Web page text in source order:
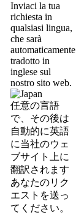
Inviaci la tua
richiesta in
qualsiasi lingua,
che sarà
automaticamente
tradotto in
inglese sul
nostro sito web.
任意の言語
で、その後は
自動的に英語
に当社のウェ
ブサイト上に
翻訳されます
あなたのリク
エストを送っ
てください。